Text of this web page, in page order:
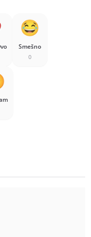
Smešno
0